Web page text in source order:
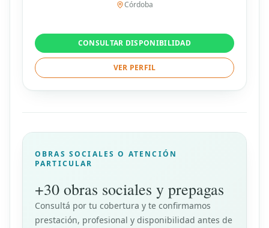
Córdoba
CONSULTAR DISPONIBILIDAD
VER PERFIL
OBRAS SOCIALES O ATENCIÓN
PARTICULAR
+30 obras sociales y prepagas
Consultá por tu cobertura y te confirmamos
prestación, profesional y disponibilidad antes de